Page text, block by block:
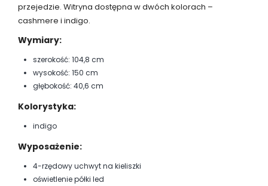
przejedzie. Witryna dostępna w dwóch kolorach –
cashmere i indigo.
Wymiary:
szerokość: 104,8 cm
wysokość: 150 cm
głębokość: 40,6 cm
Kolorystyka:
indigo
Wyposażenie:
4-rzędowy uchwyt na kieliszki
oświetlenie półki led